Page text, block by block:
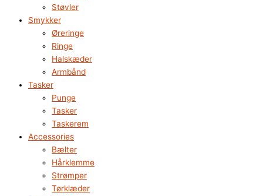
Støvler
Smykker
Øreringe
Ringe
Halskæder
Armbånd
Tasker
Punge
Tasker
Taskerem
Accessories
Bælter
Hårklemme
Strømper
Tørklæder